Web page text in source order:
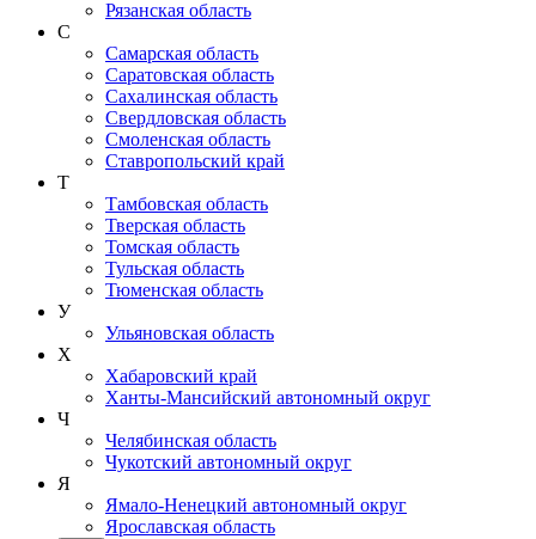
Рязанская область
С
Самарская область
Саратовская область
Сахалинская область
Свердловская область
Смоленская область
Ставропольский край
Т
Тамбовская область
Тверская область
Томская область
Тульская область
Тюменская область
У
Ульяновская область
Х
Хабаровский край
Ханты-Мансийский автономный округ
Ч
Челябинская область
Чукотский автономный округ
Я
Ямало-Ненецкий автономный округ
Ярославская область